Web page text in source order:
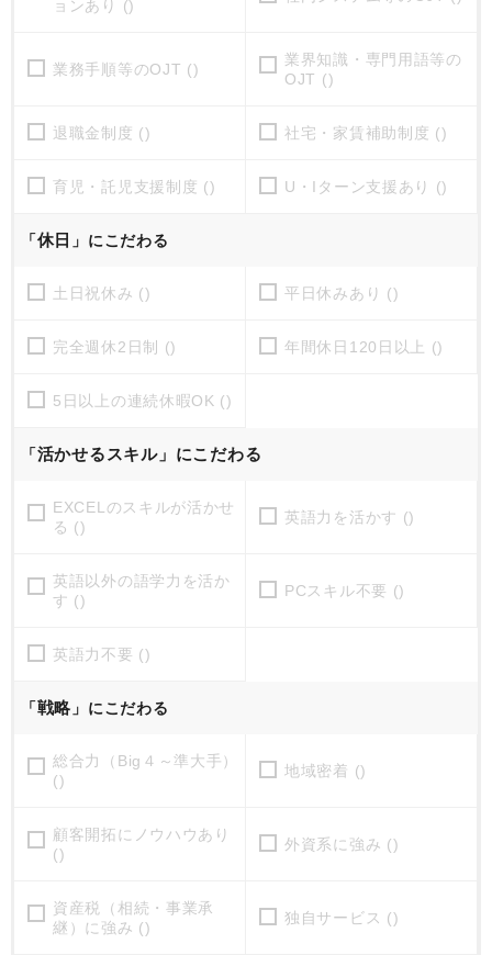
ョンあり ()
業務手順等のOJT ()
業界知識・専門用語等の
OJT ()
退職金制度 () 社宅・家賃補助制度 ()
育児・託児支援制度 () U・Iターン支援あり ()
「休日 」にこだわる
土日祝休み () 平日休みあり ()
完全週休2日制 () 年間休日120日以上 ()
5日以上の連続休暇OK ()
「活かせるスキル」にこだわる
EXCELのスキルが活かせ
る ()
英語力を活かす ()
英語以外の語学力を活か
す ()
PCスキル不要 ()
英語力不要 ()
「戦略 」にこだわる
総合力（Big４～準大手）
()
地域密着 ()
顧客開拓にノウハウあり
()
外資系に強み ()
資産税（相続・事業承
継）に強み ()
独自サービス ()